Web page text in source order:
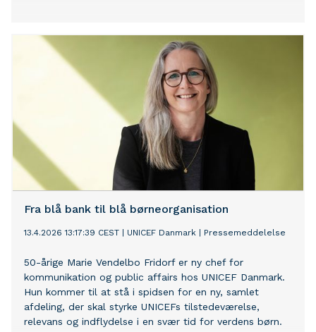
Fra blå bank til blå børneorganisation
13.4.2026 13:17:39 CEST UNICEF Danmark Pressemeddelelse
50-årige Marie Vendelbo Fridorf er ny chef for
kommunikation og public affairs hos UNICEF Danmark.
Hun kommer til at stå i spidsen for en ny, samlet
afdeling, der skal styrke UNICEFs tilstedeværelse,
relevans og indflydelse i en svær tid for verdens børn.